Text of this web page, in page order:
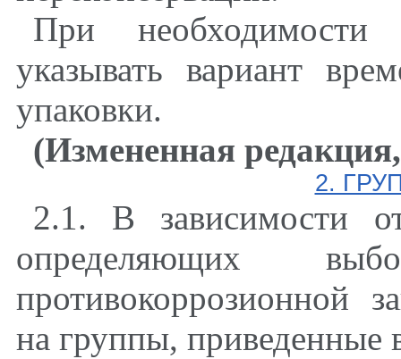
При необходимости
указывать вариант
упаковки.
(Измененная
2.
2.1. В зависимости
определяющих
противокоррозионной
на группы, приведенные